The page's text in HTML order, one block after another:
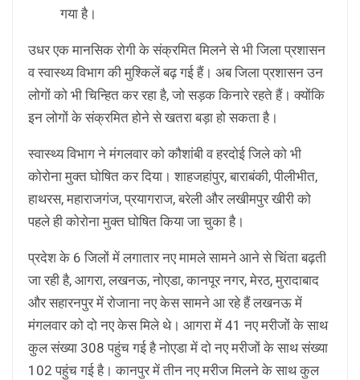
गया है।
उधर एक मानसिक रोगी के संक्रमित मिलने से भी जिला प्रशासन
व स्वास्थ्य विभाग की मुश्किलें बढ़ गई हैं। अब जिला प्रशासन उन
लोगों को भी चिन्हित कर रहा है, जो सड़क किनारे रहते हैं। क्योंकि
इन लोगों के संक्रमित होने से खतरा बड़ा हो सकता है।
स्वास्थ्य विभाग ने मंगलवार को कौशांबी व हरदोई जिले को भी
कोरोना मुक्त घोषित कर दिया। शाहजहांपुर, बाराबंकी, पीलीभीत,
हाथरस, महाराजगंज, प्रयागराज, बरेली और लखीमपुर खीरी को
पहले ही कोरोना मुक्त घोषित किया जा चुका है।
प्रदेश के 6 जिलों में लगातार नए मामले सामने आने से चिंता बढ़ती
जा रही है, आगरा, लखनऊ, नोएडा, कानपूर नगर, मेरठ, मुरादाबाद
और सहारनपुर में रोजाना नए केस सामने आ रहे हैं लखनऊ में
मंगलवार को दो नए केस मिले थे। आगरा में 41 नए मरीजों के साथ
कुल संख्या 308 पहुंच गई है नोएडा में दो नए मरीजों के साथ संख्या
102 पहुंच गई है। कानपुर में तीन नए मरीज मिलने के साथ कुल